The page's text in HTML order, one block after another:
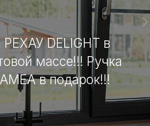
DELIGHT в
массе!!! Ручка
в подарок!!!